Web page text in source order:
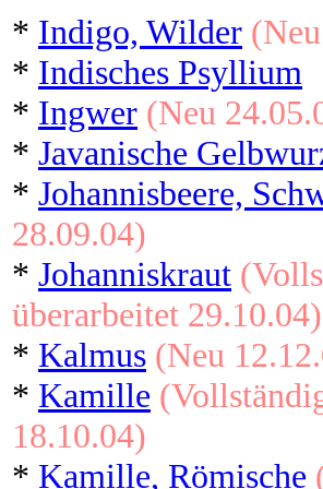
* Indigo, Wilder
* Indisches Psyllium
* Ingwer (Neu
* Javanische
* Johannisbeere,
28.09.04)
* Johanniskraut
überarbeitet 29.10.04)
* Kalmus (Neu
* Kamille
18.10.04)
* Kamille, Römische